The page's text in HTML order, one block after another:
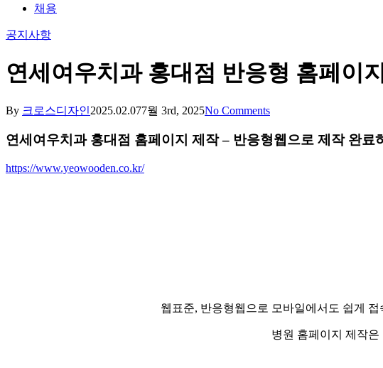
채용
공지사항
연세여우치과 홍대점 반응형 홈페이
By 크로스디자인2025.02.077월 3rd, 2025No Comments
연세여우치과 홍대점 홈페이지 제작 – 반응형웹으로 제작 완료
https://www.yeowooden.co.kr/
웹표준, 반응형웹으로 모바일에서도 쉽게
병원 홈페이지 제작